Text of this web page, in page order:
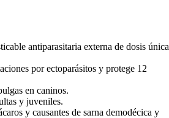
antiparasitaria externa de dosis única
por ectoparásitos y protege 12
en caninos.
y juveniles.
y causantes de sarna demodécica y